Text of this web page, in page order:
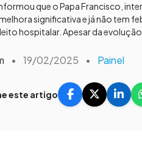
que o Papa Francisco,
significativa e já não tem
hospitalar. Apesar da
• 19/02/2025 • Painel
este artigo